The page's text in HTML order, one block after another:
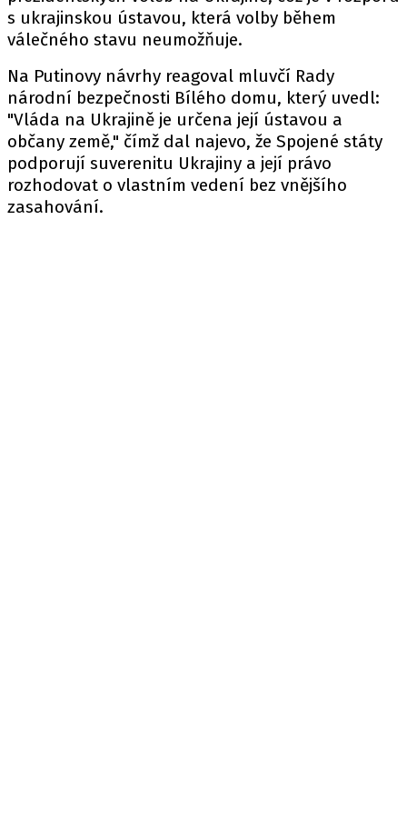
s ukrajinskou ústavou, která volby během
válečného stavu neumožňuje.
Na Putinovy návrhy reagoval mluvčí Rady
národní bezpečnosti Bílého domu, který uvedl:
"Vláda na Ukrajině je určena její ústavou a
občany země," čímž dal najevo, že Spojené státy
podporují suverenitu Ukrajiny a její právo
rozhodovat o vlastním vedení bez vnějšího
zasahování.